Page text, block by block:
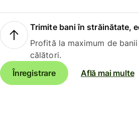
Trimite bani în străinătate,
Profită la maximum de
călători.
Înregistrare
Află mai multe